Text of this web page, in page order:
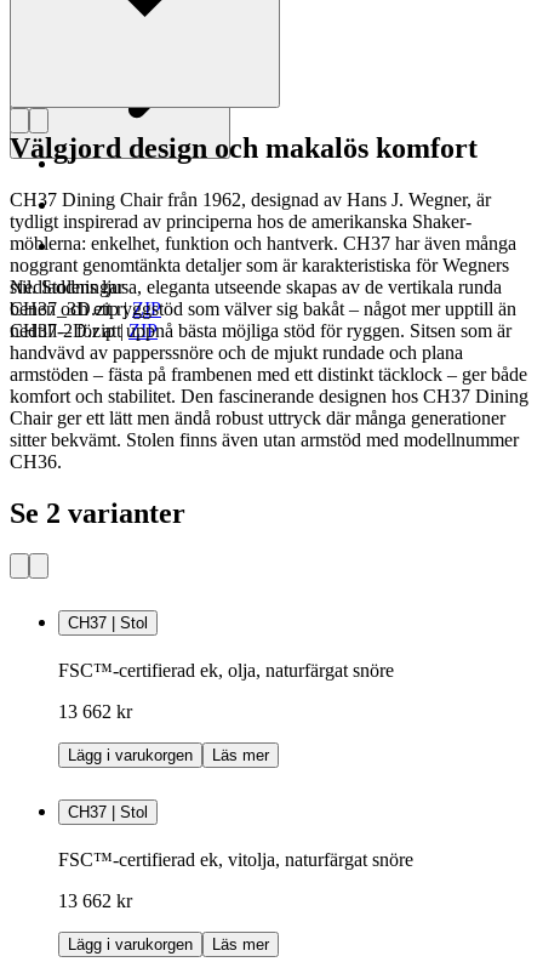
Nedladdningar
CH37_3D.zip|ZIP
CH37-2D.zip|ZIP
Välgjord design och makalös komfort
CH37 Dining Chair från 1962, designad av Hans J. Wegner, är
tydligt inspirerad av principerna hos de amerikanska Shaker-
möblerna: enkelhet, funktion och hantverk. CH37 har även många
noggrant genomtänkta detaljer som är karakteristiska för Wegners
stil. Stolens ljusa, eleganta utseende skapas av de vertikala runda
benen och ett ryggstöd som välver sig bakåt – något mer upptill än
nedtill – för att uppnå bästa möjliga stöd för ryggen. Sitsen som är
handvävd av papperssnöre och de mjukt rundade och plana
armstöden – fästa på frambenen med ett distinkt täcklock – ger både
komfort och stabilitet. Den fascinerande designen hos CH37 Dining
Chair ger ett lätt men ändå robust uttryck där många generationer
sitter bekvämt. Stolen finns även utan armstöd med modellnummer
CH36.
Se 2 varianter
CH37 | Stol
FSC™-certifierad ek, olja, naturfärgat snöre
13 662 kr
Lägg i varukorgen Läs mer
CH37 | Stol
FSC™-certifierad ek, vitolja, naturfärgat snöre
13 662 kr
Lägg i varukorgen Läs mer